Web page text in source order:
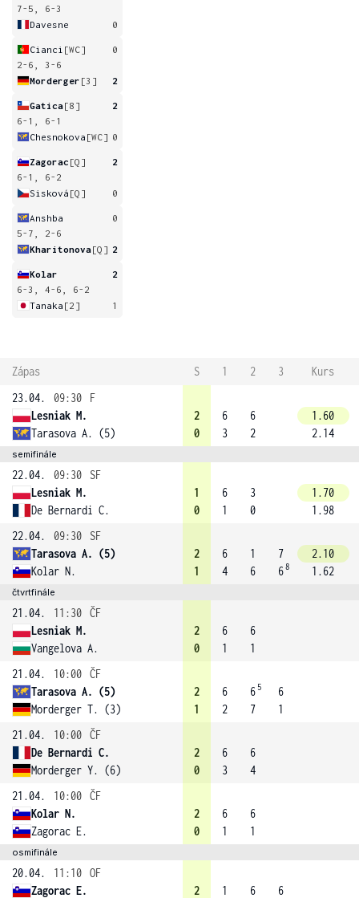
7-5, 6-3
Davesne
0
Cianci [WC]
0
2-6, 3-6
Morderger [3] 2
Gatica[8]
2
6-1, 6-1
Chesnokova [WC] 0
Zagorac [Q]
2
6-1, 6-2
Sisková [Q] 0
Anshba
0
5-7, 2-6
Kharitonova[Q] 2
Kolar
2
6-3, 4-6, 6-2
Tanaka [2] 1
Zápas S 1 2 3
Kurs
23.04.
09:30
F
Lesniak M.
Tarasova A. (5)
2
0
6
3
6
2
1.60
2.14
semifinále
22.04. 09:30
SF
Lesniak M.
De Bernardi C.
1
0
6
1
3
0
1.70
1.98
22.04.
09:30
SF
Tarasova A. (5)
Kolar N.
2
1
6
4
1
6
7
68
2.10
1.62
čtvrtfinále
21.04. 11:30 ČF
Lesniak M.
Vangelova A.
2
0
6
1
6
1
21.04.
10:00 ČF
Tarasova A. (5)
Morderger T. (3)
2
1
6
2
6 5
7
6
1
21.04.
10:00 ČF
De Bernardi C.
Morderger Y. (6)
2
0
6
3
6
4
21.04.
10:00 ČF
Kolar N.
Zagorac E.
2
0
6
1
6
1
osmifinále
20.04. 11:10 OF
Zagorac E.
2
1
6
6